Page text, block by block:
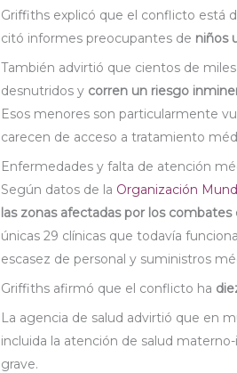
Griffiths explicó que el conflicto está
citó informes preocupantes de niños
También advirtió que cientos de
desnutridos y corren un riesgo
Esos menores son particularmente
carecen de acceso a tratamiento
Enfermedades y falta de atención
Según datos de la Organización
las zonas afectadas por los
únicas 29 clínicas que todavía
escasez de personal y suministros
Griffiths afirmó que el conflicto ha
La agencia de salud advirtió que en
incluida la atención de salud
grave.